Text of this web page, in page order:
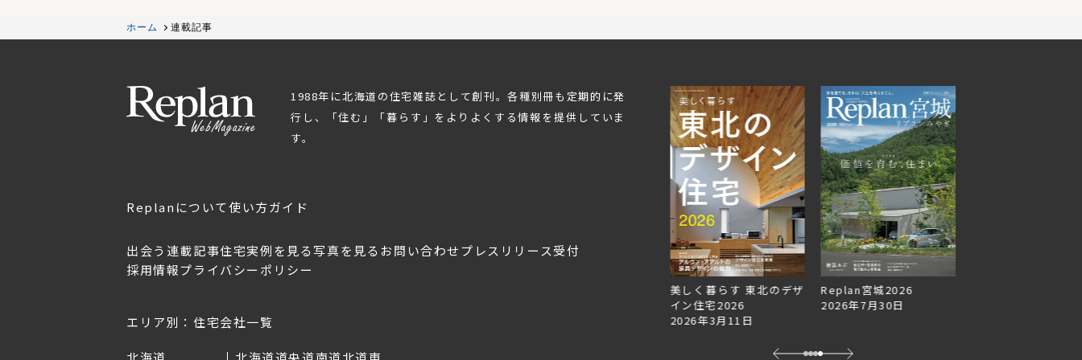
ホーム 連載記事
1988年に北海道の住宅雑誌として創刊。各種別冊も定期的に発
行し、「住む」「暮らす」をよりよくする情報を提供していま
す。
Replanについて使い方ガイド
出会う 連載記事住宅実例を見る写真を見る お問い合わせ プレスリリース受付
採用情報プライバシーポリシー
エリア別：住宅会社一覧
2026年3月11日
美しく暮らす 東北のデザ
イン住宅2026
2026年3月11日
Replan宮城2026
2026年7月30日